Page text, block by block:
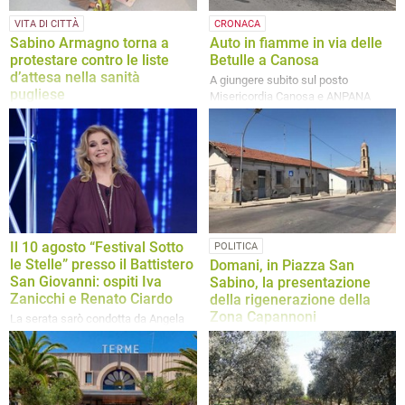
VITA DI CITTÀ
Sabino Armagno torna a
protestare contro le liste
d’attesa nella sanità
pugliese
Nuova iniziativa nell’ex ospedale
cittadino: il canosino 75enne
denuncia tempi troppo lunghi per gli
esami urgenti e chiede un intervento
della Regione Puglia
CRONACA
Auto in fiamme in via delle
Betulle a Canosa
A giungere subito sul posto
Misericordia Canosa e ANPANA
Canosa
Il 10 agosto “Festival Sotto
le Stelle” presso il Battistero
San Giovanni: ospiti Iva
Zanicchi e Renato Ciardo
La serata sarò condotta da Angela
Molinari e Daniele Colacicco
POLITICA
Domani, in Piazza San
Sabino, la presentazione
della rigenerazione della
Zona Capannoni
Ad intervenire saranno il Sindaco di
Canosa, dott. Vito Malcangio, l’Arch.
Mauro Iacoviello e l’Arch. Fabio
Lovaglio